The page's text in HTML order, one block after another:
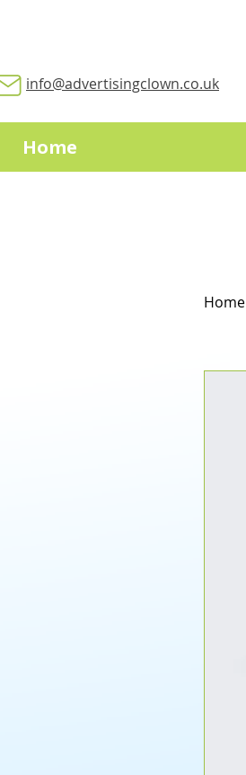
Home
info@advertisingclown.co.uk
Home